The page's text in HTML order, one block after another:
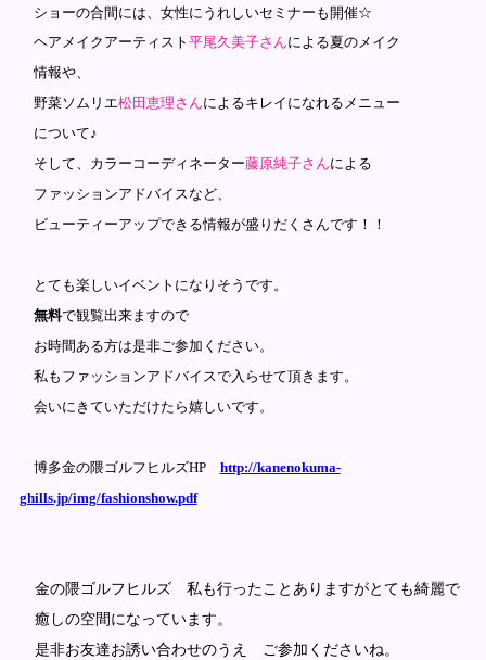
ショーの合間には、女性にうれしいセミナーも開催☆
ヘアメイクアーティスト 平尾久美子さんによる夏のメイク
情報や、
野菜ソムリエ松田恵理さんによるキレイになれるメニュー
について♪
そして、カラーコーディネーター藤原純子さんによる
ファ ッションアドバイスなど、
ビューティーアップできる情報が盛りだくさんです！！
とても楽しいイベントになりそうです。
無料で観覧出来ますので
お時間ある方は是非ご参加ください。
私もファッションアドバイスで入らせて頂きます。
会いにきていただけたら嬉しいです。
博多金の隈ゴルフヒルズHP http://kanenokuma-
ghills.jp/img/fashionshow.pdf
金の隈ゴルフヒルズ 私も行ったことありますがとても綺麗で
癒しの空間になっています。
是非お友達お誘い合わせのうえ ご参加くださいね。